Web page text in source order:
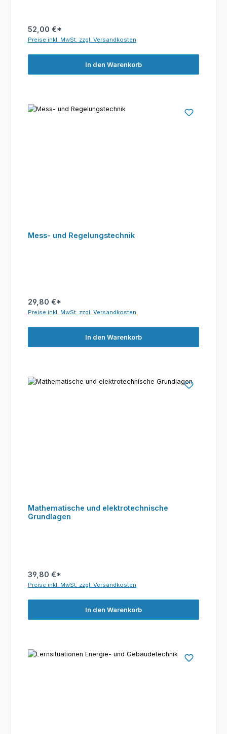
52,00 €*
Preise inkl. MwSt. zzgl. Versandkosten
In den Warenkorb
Mess- und Regelungstechnik
29,80 €*
Preise inkl. MwSt. zzgl. Versandkosten
In den Warenkorb
Mathematische und elektrotechnische
Grundlagen
39,80 €*
Preise inkl. MwSt. zzgl. Versandkosten
In den Warenkorb